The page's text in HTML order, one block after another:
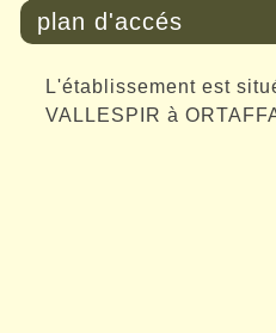
plan d'accés
L'établissement est
VALLESPIR à